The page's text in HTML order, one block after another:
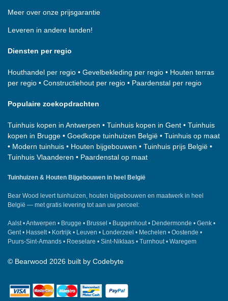
Meer over onze prijsgarantie
Leveren in andere landen!
Diensten per regio
Houthandel per regio • Gevelbekleding per regio • Houten terras
per regio • Constructiehout per regio • Paardenstal per regio
Populaire zoekopdrachten
Tuinhuis kopen in Antwerpen • Tuinhuis kopen in Gent • Tuinhuis
kopen in Brugge • Goedkope tuinhuizen België • Tuinhuis op maat
• Modern tuinhuis • Houten bijgebouwen • Tuinhuis prijs België •
Tuinhuis Vlaanderen • Paardenstal op maat
Tuinhuizen & Houten Bijgebouwen in heel België
Bear Wood levert tuinhuizen, houten bijgebouwen en maatwerk in heel
België — met gratis levering tot aan uw perceel:
Aalst •Antwerpen • Brugge • Brussel • Buggenhout • Dendermonde • Genk •
Gent • Hasselt • Kortrijk • Leuven • Londerzeel • Mechelen • Oostende •
Puurs-Sint-Amands • Roeselare • Sint-Niklaas • Turnhout • Waregem
© Bearwood 2026 built by Codebyte